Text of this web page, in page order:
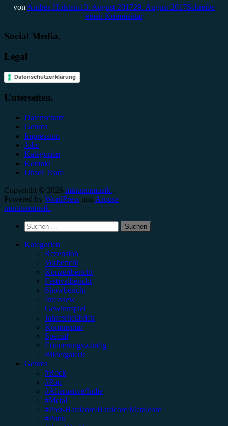
von Andrea Holstein13. August 201729. August 2017Schreibe
einen Kommentar
Social Media.
Legal
Datenschutzerklärung
Unterseiten.
Datenschutz
Genres
Impressum
Jobs
Kategorien
Kontakt
Unser Team
Copyright © 2026 minutenmusik..
Powered by WordPress und Arouse.
minutenmusik.
Suchen
nach:
Kategorien
Rezension
Vorbericht
Konzertbericht
Festivalbericht
Showbericht
Interview
Gewinnspiel
Jahresrückblick
Kommentar
Special
Erinnerungswürdig
Bildergalerie
Genres
#Rock
#Pop
#Alternative/Indie
#Metal
#Post-Hardcore/Hardcore/Metalcore
#Punk